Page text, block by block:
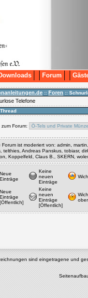
Forum
:: Foren ::
Telefone
Thread
Forum:
Forum ist moderiert von: admin,
telthies, Andreas Panskus, tobiasr,
Koppelfeld, Claus B., SKERN,
Neue
Einträge
Keine
neuen
Einträge
Neue
Einträge
[Öffentlich]
Keine
neuen
Einträge
[Öffentlich]
sind eingetragene und